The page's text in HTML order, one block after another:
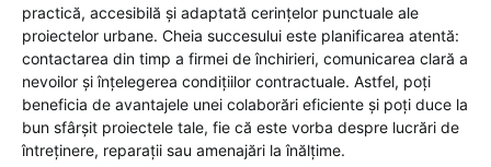
practică, accesibilă și adaptată cerințelor punctuale ale
proiectelor urbane. Cheia succesului este planificarea atentă:
contactarea din timp a firmei de închirieri, comunicarea clară a
nevoilor și înțelegerea condițiilor contractuale. Astfel, poți
beneficia de avantajele unei colaborări eficiente și poți duce la
bun sfârșit proiectele tale, fie că este vorba despre lucrări de
întreținere, reparații sau amenajări la înălțime.